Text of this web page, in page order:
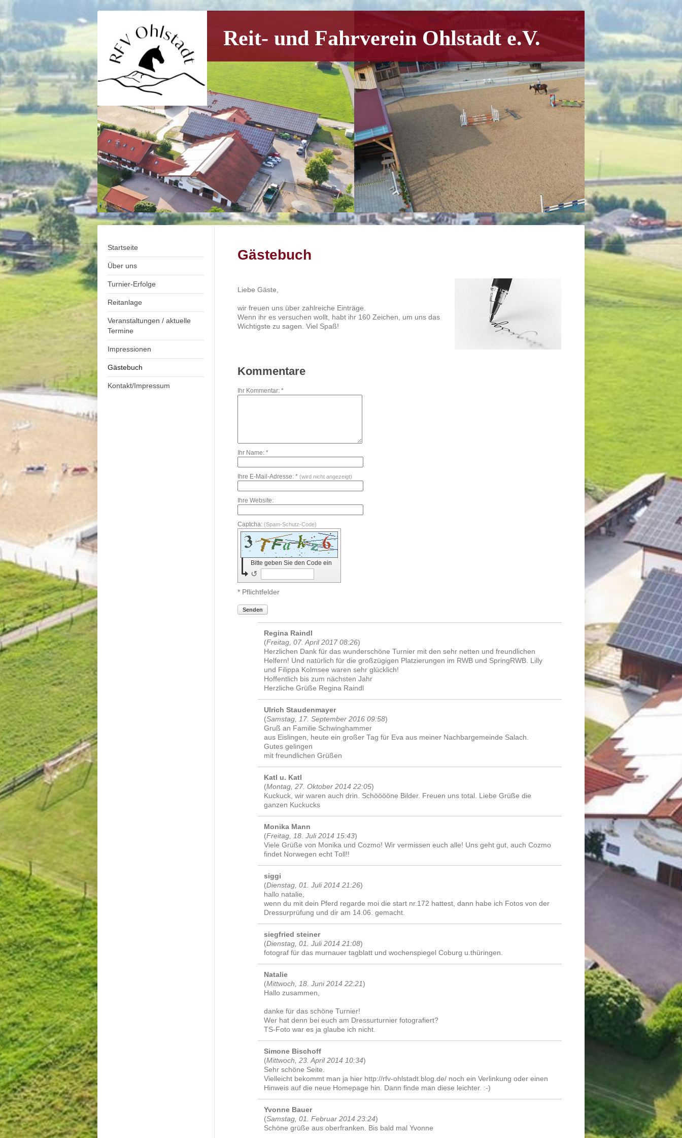
Reit- und Fahrverein Ohlstadt e.V.
Startseite
Über uns
Turnier-Erfolge
Reitanlage
Veranstaltungen / aktuelle
Termine
Impressionen
Gästebuch
Kontakt/Impressum
Gästebuch
Liebe Gäste,
wir freuen uns über zahlreiche Einträge.
Wenn ihr es versuchen wollt, habt ihr 160 Zeichen, um uns das
Wichtigste zu sagen. Viel Spaß!
Kommentare
Ihr Kommentar: *
Ihr Name: *
Ihre E-Mail-Adresse: *(wird nicht angezeigt)
Ihre Website:
Captcha:(Spam-Schutz-Code)
Bitte geben Sie den Code ein
↺
* Pflichtfelder
Senden
Regina Raindl
(Freitag, 07. April 2017 08:26)
Herzlichen Dank für das wunderschöne Turnier mit den sehr netten und freundlichen
Helfern! Und natürlich für die großzügigen Platzierungen im RWB und SpringRWB. Lilly
und Filippa Kolmsee waren sehr glücklich!
Hoffentlich bis zum nächsten Jahr
Herzliche Grüße Regina Raindl
Ulrich Staudenmayer
(Samstag, 17. September 2016 09:58)
Gruß an Familie Schwinghammer
aus Eislingen, heute ein großer Tag für Eva aus meiner Nachbargemeinde Salach.
Gutes gelingen
mit freundlichen Grüßen
Katl u. Katl
(Montag, 27. Oktober 2014 22:05)
Kuckuck, wir waren auch drin. Schööööne Bilder. Freuen uns total. Liebe Grüße die
ganzen Kuckucks
Monika Mann
(Freitag, 18. Juli 2014 15:43)
Viele Grüße von Monika und Cozmo! Wir vermissen euch alle! Uns geht gut, auch Cozmo
findet Norwegen echt Toll!!
siggi
(Dienstag, 01. Juli 2014 21:26)
hallo natalie,
wenn du mit dein Pferd regarde moi die start nr.172 hattest, dann habe ich Fotos von der
Dressurprüfung und dir am 14.06. gemacht.
siegfried steiner
(Dienstag, 01. Juli 2014 21:08)
fotograf für das murnauer tagblatt und wochenspiegel Coburg u.thüringen.
Natalie
(Mittwoch, 18. Juni 2014 22:21)
Hallo zusammen,
danke für das schöne Turnier!
Wer hat denn bei euch am Dressurturnier fotografiert?
TS-Foto war es ja glaube ich nicht.
Simone Bischoff
(Mittwoch, 23. April 2014 10:34)
Sehr schöne Seite.
Vielleicht bekommt man ja hier http://rfv-ohlstadt.blog.de/ noch ein Verlinkung oder einen
Hinweis auf die neue Homepage hin. Dann finde man diese leichter. :-)
Yvonne Bauer
(Samstag, 01. Februar 2014 23:24)
Schöne grüße aus oberfranken. Bis bald mal Yvonne